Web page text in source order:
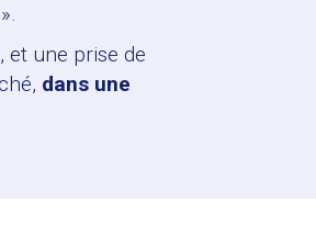
, et une prise de
dans une